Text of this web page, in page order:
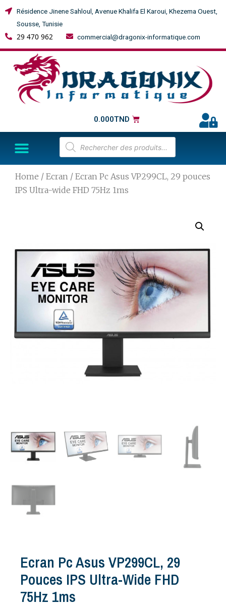
Résidence Jinene Sahloul, Avenue Khalifa El Karoui, Khezema Ouest,
Sousse, Tunisie
29 470 962 commercial@dragonix-informatique.com
0.000TND
Home / Ecran / Ecran Pc Asus VP299CL, 29 pouces
IPS Ultra-wide FHD 75Hz 1ms
Ecran Pc Asus VP299CL, 29
Pouces IPS Ultra-Wide FHD
75Hz 1ms